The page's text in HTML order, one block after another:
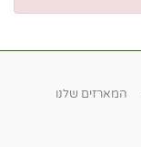
המארזים שלנו